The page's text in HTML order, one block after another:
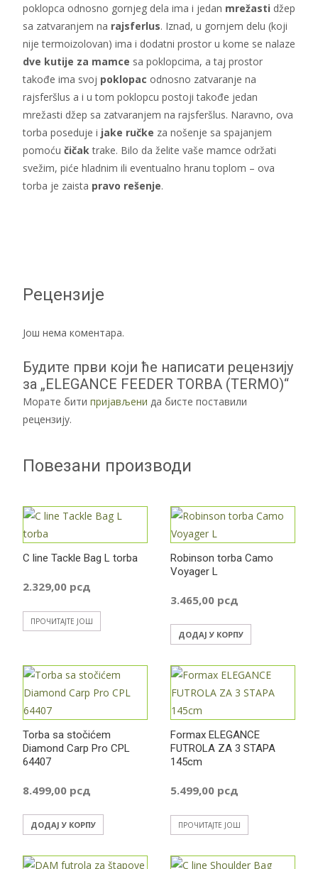
poklopca odnosno gornjeg dela ima i jedan mrežasti džep
sa zatvaranjem na rajsferlus. Iznad, u gornjem delu (koji
nije termoizolovan) ima i dodatni prostor u kome se nalaze
dve kutije za mamce sa poklopcima, a taj prostor
takođe ima svoj poklopac odnosno zatvaranje na
rajsferšlus a i u tom poklopcu postoji takođe jedan
mrežasti džep sa zatvaranjem na rajsferšlus. Naravno, ova
torba poseduje i jake ručke za nošenje sa spajanjem
pomoću čičak trake. Bilo da želite vaše mamce održati
svežim, piće hladnim ili eventualno hranu toplom – ova
torba je zaista pravo rešenje.
Рецензије
Још нема коментара.
Будите први који ће написати рецензију
за „ELEGANCE FEEDER TORBA (TERMO)“
Морате бити пријављени да бисте поставили
рецензију.
Повезани производи
C line Tackle Bag L torba
2.329,00 рсд
ПРОЧИТАЈТЕ ЈОШ
Robinson torba Camo
Voyager L
3.465,00 рсд
ДОДАЈ У КОРПУ
Torba sa stočićem
Diamond Carp Pro CPL
64407
8.499,00 рсд
ДОДАЈ У КОРПУ
Formax ELEGANCE
FUTROLA ZA 3 STAPA
145cm
5.499,00 рсд
ПРОЧИТАЈТЕ ЈОШ